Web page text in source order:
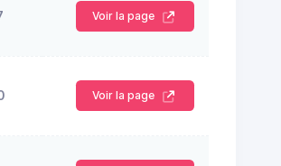
Voir la page
Voir la page